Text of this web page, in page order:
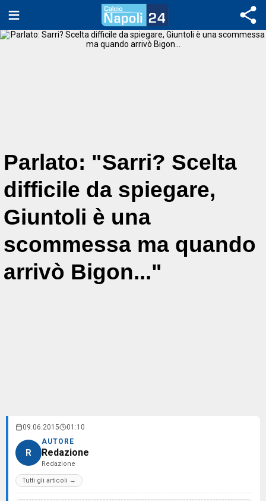
Parlato: "Sarri? Scelta
difficile da spiegare,
Giuntoli è una
scommessa ma quando
arrivò Bigon..."
09.06.2015 01:10
R
AUTORE
Redazione
Redazione
Tutti gli articoli →